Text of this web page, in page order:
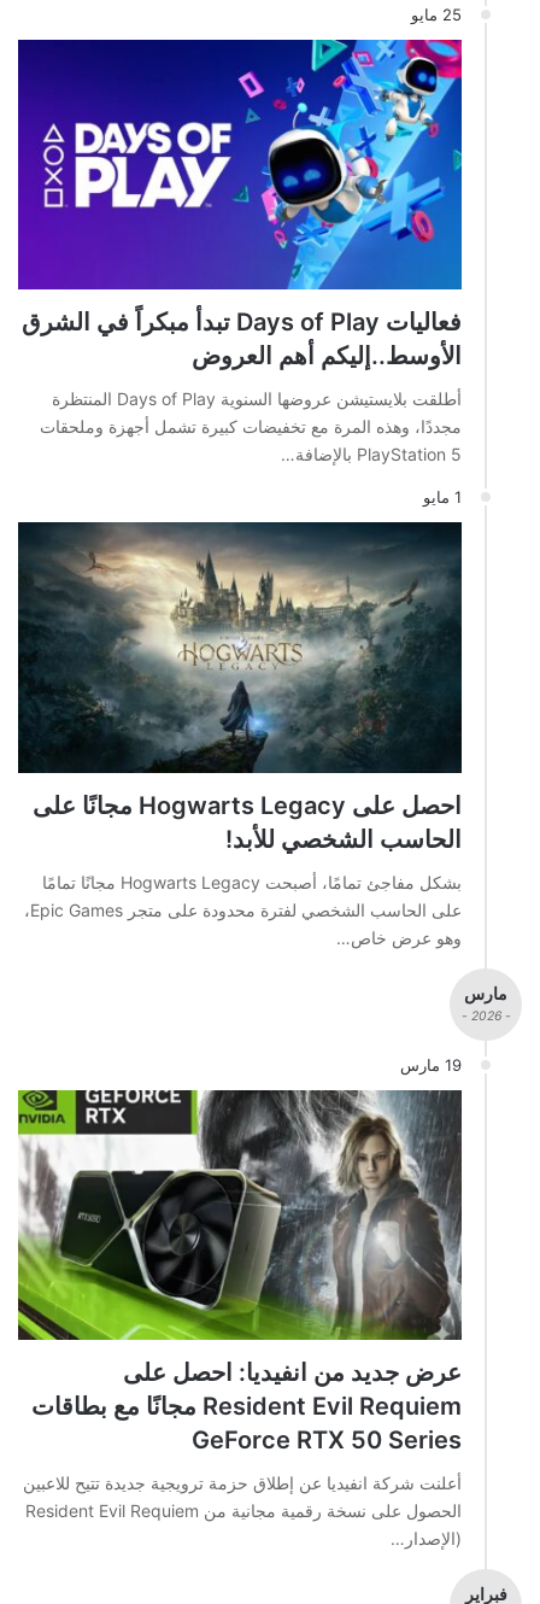
25 مايو
فعاليات Days of Play تبدأ مبكراً في الشرق
الأوسط..إليكم أهم العروض
أطلقت بلايستيشن عروضها السنوية Days of Play المنتظرة
مجددًا، وهذه المرة مع تخفيضات كبيرة تشمل أجهزة وملحقات
PlayStation 5 بالإضافة…
1 مايو
احصل على Hogwarts Legacy مجانًا على
الحاسب الشخصي للأبد!
بشكل مفاجئ تمامًا، أصبحت Hogwarts Legacy مجانًا تمامًا
على الحاسب الشخصي لفترة محدودة على متجر Epic Games،
وهو عرض خاص…
مارس
- 2026 -
19 مارس
عرض جديد من انفيديا: احصل على
Resident Evil Requiem مجانًا مع بطاقات
GeForce RTX 50 Series
أعلنت شركة انفيديا عن إطلاق حزمة ترويجية جديدة تتيح للاعبين
الحصول على نسخة رقمية مجانية من Resident Evil Requiem
(الإصدار…
فبراير